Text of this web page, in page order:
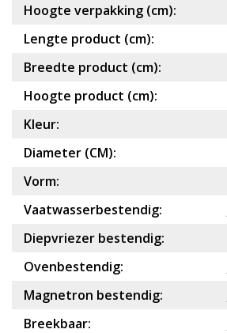
Hoogte verpakking (cm):
Lengte product (cm):
Breedte product (cm):
Hoogte product (cm):
Kleur:
Diameter (CM):
Vorm:
Vaatwasserbestendig:
Diepvriezer bestendig:
Ovenbestendig:
Magnetron bestendig:
Breekbaar: